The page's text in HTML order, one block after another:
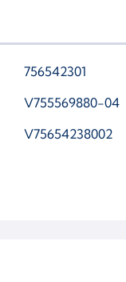
756542301
V755569880-04
V75654238002